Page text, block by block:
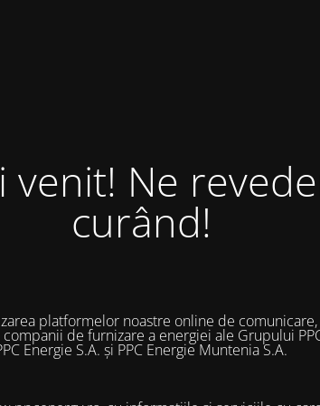
venit! Ne
curând!
platformelor noastre online de
de furnizare a energiei ale Grupului
Energie S.A. și PPC Energie Muntenia S.A.